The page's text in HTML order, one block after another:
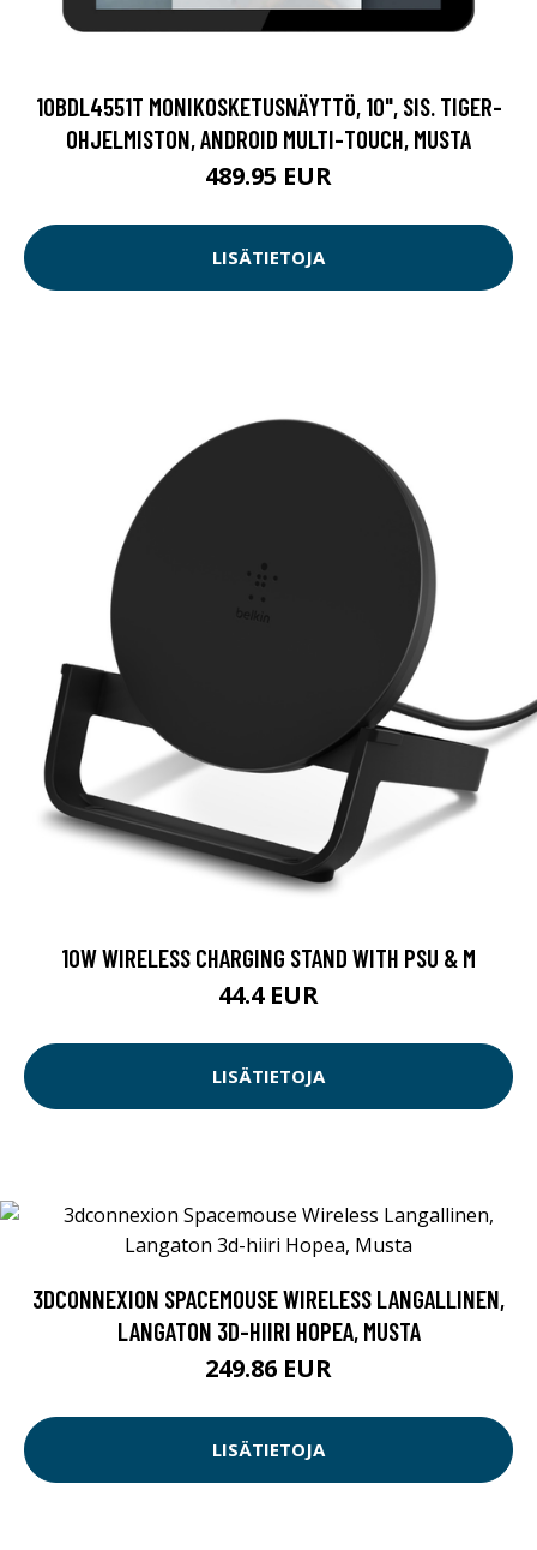
10BDL4551T MONIKOSKETUSNÄYTTÖ, 10", SIS. TIGER-
OHJELMISTON, ANDROID MULTI-TOUCH, MUSTA
489.95 EUR
LISÄTIETOJA
10W WIRELESS CHARGING STAND WITH PSU & M
44.4 EUR
LISÄTIETOJA
3DCONNEXION SPACEMOUSE WIRELESS LANGALLINEN,
LANGATON 3D-HIIRI HOPEA, MUSTA
249.86 EUR
LISÄTIETOJA